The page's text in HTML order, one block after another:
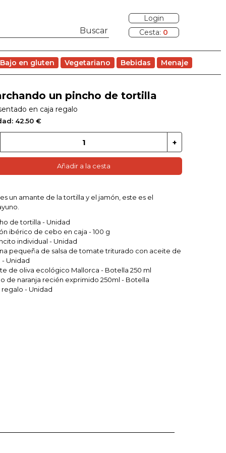
Login
Cesta: 0
Bajo en gluten Vegetariano Bebidas Menaje
un pincho de tortilla
en caja regalo
42.50 €
Añadir a la cesta
un amante de la tortilla y el jamón, este es el
de tortilla - Unidad
ibérico de cebo en caja - 100 g
individual - Unidad
pequeña de salsa de tomate triturado con aceite de
- Unidad
de oliva ecológico Mallorca - Botella 250 ml
de naranja recién exprimido 250ml - Botella
regalo - Unidad